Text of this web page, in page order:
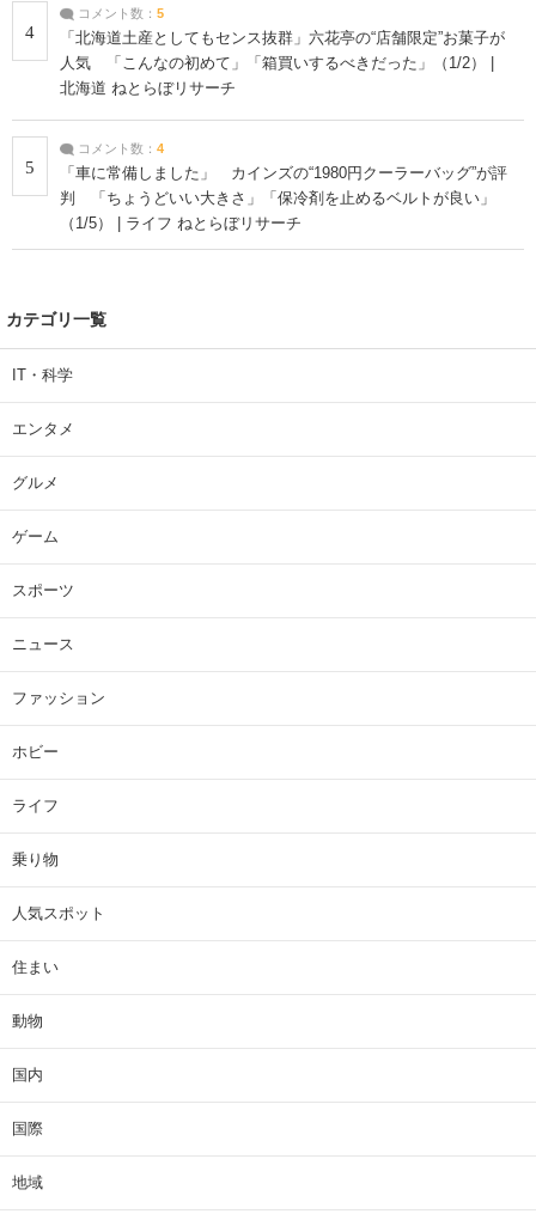
4
コメント数： 5
「北海道土産としてもセンス抜群」六花亭の“店舗限定”お菓子が
人気 「こんなの初めて」「箱買いするべきだった」（1/2） |
北海道 ねとらぼリサーチ
5
コメント数： 4
「車に常備しました」 カインズの“1980円クーラーバッグ”が評
判 「ちょうどいい大きさ」「保冷剤を止めるベルトが良い」
（1/5） | ライフ ねとらぼリサーチ
カテゴリ一覧
IT・科学
エンタメ
グルメ
ゲーム
スポーツ
ニュース
ファッション
ホビー
ライフ
乗り物
人気スポット
住まい
動物
国内
国際
地域